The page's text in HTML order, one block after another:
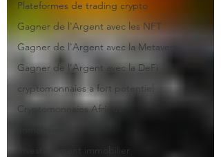
Plateformes de trading crypto
Gagner de l'Argent avec les NFT
Gagner de l'Argent avec la Metavers
Gagner de l'Argent avec la DeFi
cryptomonnaies a fort potentiel
Cryptomonnaies Afrique
Investissement immobilier